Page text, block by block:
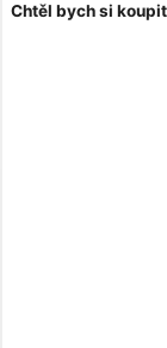
Chtěl bych si